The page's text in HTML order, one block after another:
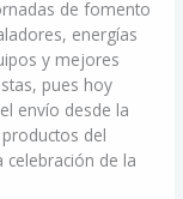
de fomento
energías
y mejores
pues hoy
envío desde la
del
de la